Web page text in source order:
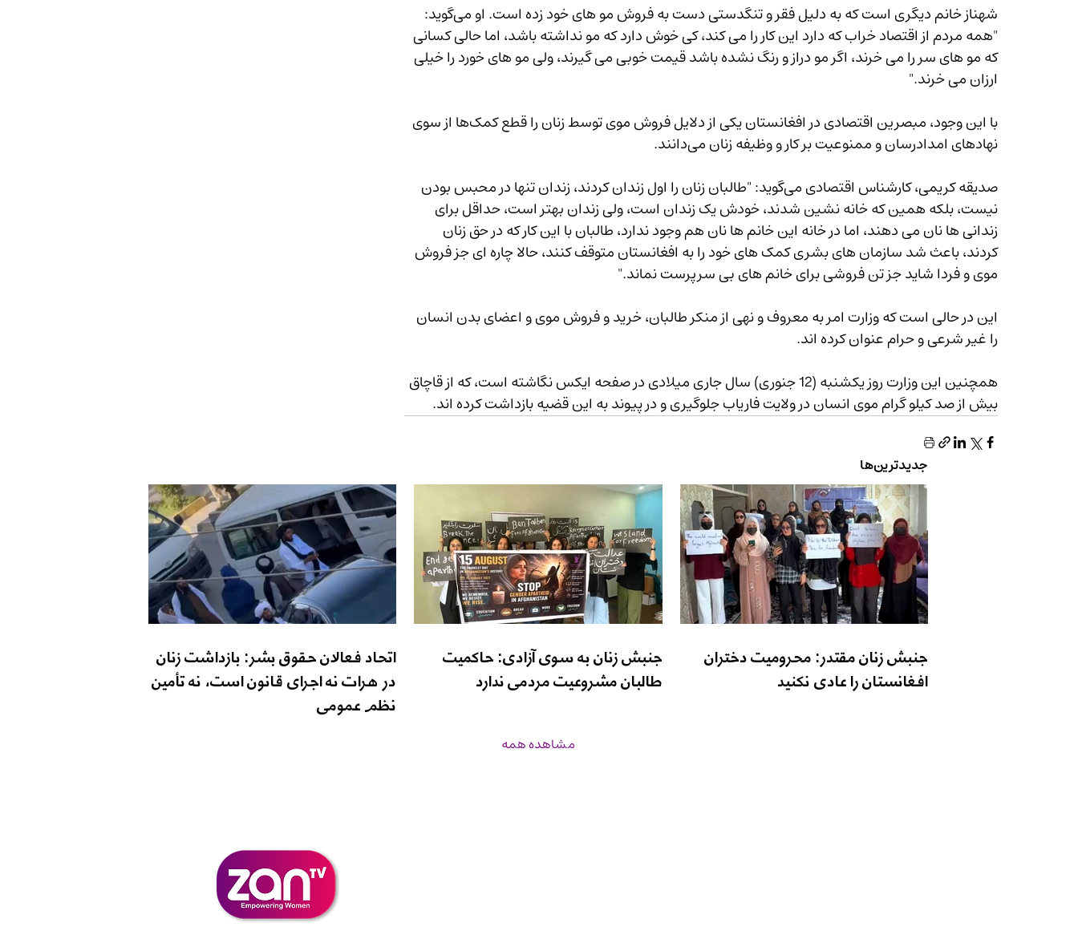
شهناز خانم دیگری است که به دلیل فقر و تنگدستی دست به فروش مو های خود زده است. او می‌گوید:
"همه مردم از اقتصاد خراب که دارد این کار را می کند، کی خوش دارد که مو نداشته باشد، اما حالی کسانی
که مو های سر را می خرند، اگر مو دراز و رنگ نشده باشد قیمت خوبی می گیرند، ولی مو های خورد را خیلی
ارزان می خرند."
با این وجود، مبصرین اقتصادی در افغانستان یکی از دلایل فروش موی توسط زنان را قطع کمک‌ها از سوی
نهادهای امدادرسان و ممنوعیت بر کار و وظیفه زنان می‌دانند.
صدیقه کریمی، کارشناس اقتصادی می‌گوید: "طالبان زنان را اول زندان کردند، زندان تنها در محبس بودن
نیست، بلکه همین که خانه نشین شدند، خودش یک زندان است، ولی زندان بهتر است، حداقل برای
زندانی ها نان می دهند، اما در خانه این خانم ها نان هم وجود ندارد، طالبان با این کار که در حق زنان
کردند، باعث شد سازمان های بشری کمک های خود را به افغانستان متوقف کنند، حالا چاره ای جز فروش
موی و فردا شاید جز تن فروشی برای خانم های بی سرپرست نماند."
این در حالی است که وزارت امر به معروف و نهی از منکر طالبان، خرید و فروش موی و اعضای بدن انسان
را غیر شرعی و حرام عنوان کرده اند.
همچنین این وزارت روز یکشنبه (12 جنوری) سال جاری میلادی در صفحه ایکس نگاشته است، که از قاچاق
بیش از صد کیلو گرام موی انسان در ولایت فاریاب جلوگیری و در پیوند به این قضیه بازداشت کرده اند.
جدیدترین‌ها
جنبش زنان مقتدر: محرومیت دختران
افغانستان را عادی نکنید
جنبش زنان به سوی آزادی: حاکمیت
طالبان مشروعیت مردمی ندارد
اتحاد فعالان حقوق بشر: بازداشت زنان
در هرات نه اجرای قانون است، نه تأمین
نظم عمومی
مشاهده همه